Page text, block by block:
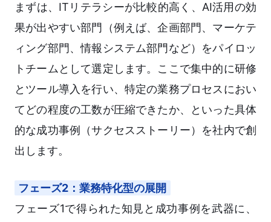
まずは、ITリテラシーが比較的高く、AI活用の効
果が出やすい部門（例えば、企画部門、マーケテ
ィング部門、情報システム部門など）をパイロッ
トチームとして選定します。ここで集中的に研修
とツール導入を行い、特定の業務プロセスにおい
てどの程度の工数が圧縮できたか、といった具体
的な成功事例（サクセスストーリー）を社内で創
出します。
フェーズ2：業務特化型の展開
フェーズ1で得られた知見と成功事例を武器に、